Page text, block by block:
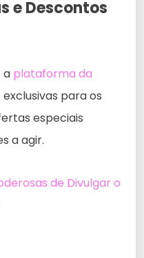
e Descontos
a plataforma da
para os
especiais
a agir.
de Divulgar o